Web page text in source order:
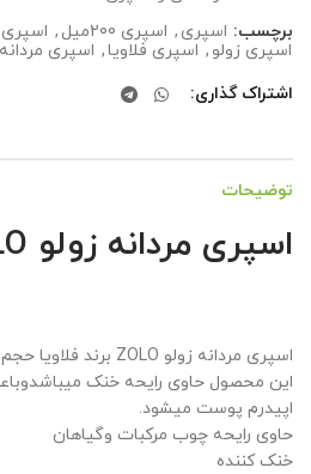
برچسب: اسپری , اسپری 200میل ,
اسپری زولو , اسپری فلاویا, اسپری
اشتراک گذاری
توضیحات
اسپری مردانه زولو ZOLO
اسپری مردانه زولو ZOLO برند فلاویا حجم200 میلی
این محصول حاوی رایحه خنک
اپیدرم پوست میشود.
حاوی رایحه چوب مرکبات وگیاهان
خنک کننده